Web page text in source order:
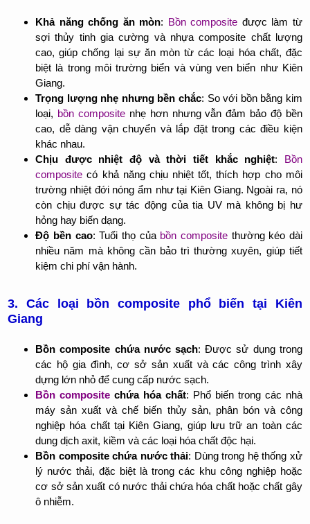
Khả năng chống ăn mòn: Bồn composite được làm từ
sợi thủy tinh gia cường và nhựa composite chất lượng
cao, giúp chống lại sự ăn mòn từ các loại hóa chất, đặc
biệt là trong môi trường biển và vùng ven biển như Kiên
Giang.
Trọng lượng nhẹ nhưng bền chắc: So với bồn bằng kim
loại, bồn compositenhẹ hơn nhưng vẫn đảm bảo độ bền
cao, dễ dàng vận chuyển và lắp đặt trong các điều kiện
khác nhau.
Chịu được nhiệt độ và thời tiết khắc nghiệt: Bồn
composite có khả năng chịu nhiệt tốt, thích hợp cho môi
trường nhiệt đới nóng ẩm như tại Kiên Giang. Ngoài ra, nó
còn chịu được sự tác động của tia UV mà không bị hư
hỏng hay biến dạng.
Độ bền cao: Tuổi thọ của bồn compositethường kéo dài
nhiều năm mà không cần bảo trì thường xuyên, giúp tiết
kiệm chi phí vận hành.
3. Các loại bồn composite phổ biến tại Kiên
Giang
Bồn composite chứa nước sạch: Được sử dụng trong
các hộ gia đình, cơ sở sản xuất và các công trình xây
dựng lớn nhỏ để cung cấp nước sạch.
Bồn composite chứa hóa chất: Phổ biến trong các nhà
máy sản xuất và chế biến thủy sản, phân bón và công
nghiệp hóa chất tại Kiên Giang, giúp lưu trữ an toàn các
dung dịch axit, kiềm và các loại hóa chất độc hại.
Bồn composite chứa nước thải: Dùng trong hệ thống xử
lý nước thải, đặc biệt là trong các khu công nghiệp hoặc
cơ sở sản xuất có nước thải chứa hóa chất hoặc chất gây
ô nhiễm.